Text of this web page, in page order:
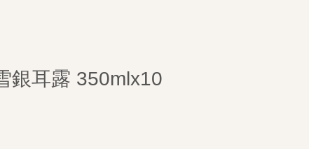
銀耳露 350mlx10